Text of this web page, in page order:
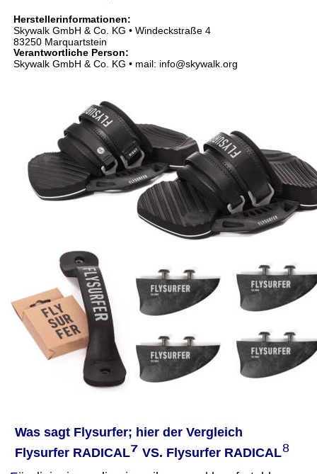
Was sagt Flysurfer; hier der Vergleich
Flysurfer RADICAL⁷ VS. Flysurfer RADICAL⁸
Herstellerinformationen:
Skywalk GmbH & Co. KG • Windeckstraße 4
83250 Marquartstein
Verantwortliche Person:
Skywalk GmbH & Co. KG • mail: info@skywalk.org